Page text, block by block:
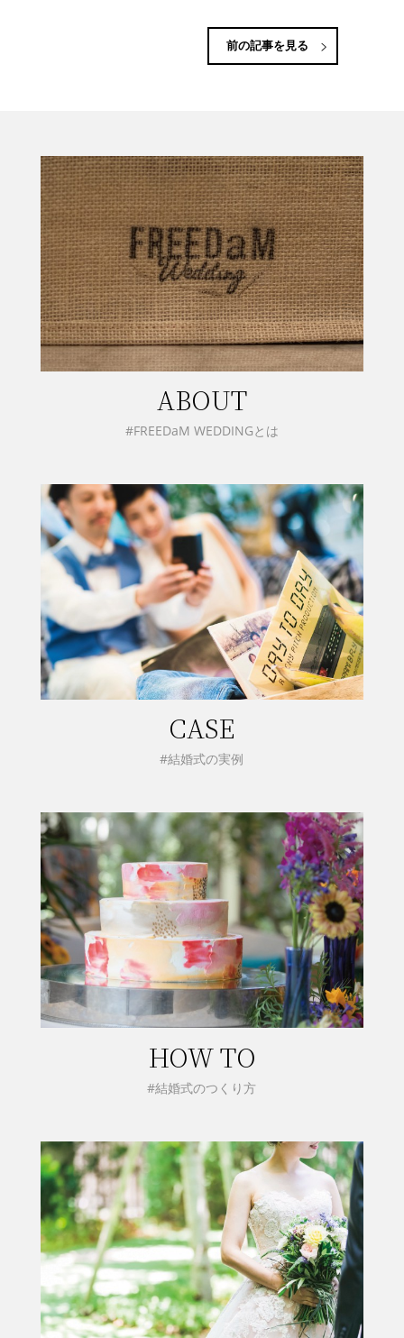
前の記事を見る
ABOUT
#FREEDaM WEDDINGとは
CASE
#結婚式の実例
HOW TO
#結婚式のつくり方